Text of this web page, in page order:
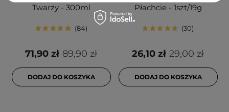
Twarzy - 300ml
84
89,90 zł
71,90 zł
DODAJ DO KOSZYKA
Płachcie - 1szt/19g
30
29,00 zł
26,10 zł
DODAJ DO KOSZYKA